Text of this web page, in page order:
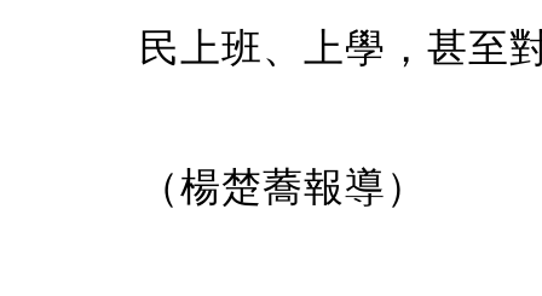
民上班、上學，甚至
（楊楚蕎報導）